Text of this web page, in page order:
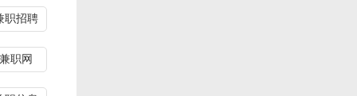
职招聘
职网